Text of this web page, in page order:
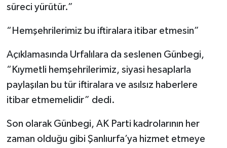
süreci yürütür.”
“Hemşehrilerimiz bu iftiralara itibar etmesin”
Açıklamasında Urfalılara da seslenen Günbegi,
“Kıymetli hemşehrilerimiz, siyasi hesaplarla
paylaşılan bu tür iftiralara ve asılsız haberlere
itibar etmemelidir” dedi.
Son olarak Günbegi, AK Parti kadrolarının her
zaman olduğu gibi Şanlıurfa’ya hizmet etmeye